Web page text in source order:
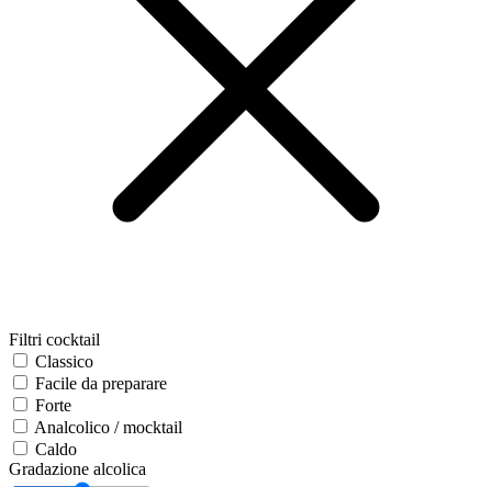
Filtri cocktail
Classico
Facile da preparare
Forte
Analcolico / mocktail
Caldo
Gradazione alcolica